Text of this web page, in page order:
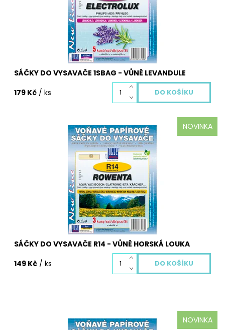
3109S
SÁČKY DO VYSAVAČE 1SBAG - VŮNĚ LEVANDULE
179 Kč / ks
NOVINKA
Papírové R14 Horská louka sáčky do vysavače pro
jednorázové použití výrobce Jolly, jsou vyrobeny z
několika vrstev filtračních materiálů, které zaručují
dokonalou filtraci prachu a vysokou pevnost sáčků.
Skladem
3118S
SÁČKY DO VYSAVAČE R14 - VŮNĚ HORSKÁ LOUKA
149 Kč / ks
NOVINKA